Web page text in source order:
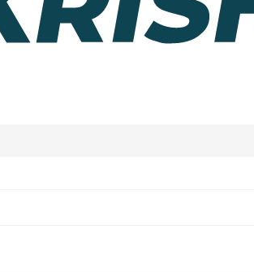
ଗୁରୁତ୍ୱପୂର୍ଣ୍ଣ ସୂଚନା,
ପ୍ରବାହ । ନଦୀ ପୋଖରୀରେ ଜଳସ୍ତର ଧିରେ